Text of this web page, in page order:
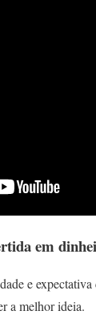
em
e
a melhor ideia.